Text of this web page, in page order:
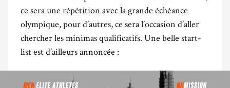
ce sera une répétition avec la grande échéance
olympique, pour d’autres, ce sera l’occasion d’aller
chercher les minimas qualificatifs. Une belle start-
list est d’ailleurs annoncée :